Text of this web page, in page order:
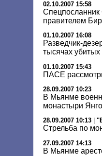
02.10.2007 15:58
правителем
01.10.2007 16:08
Разведчик-
тысячах
01.10.2007 15:43
ПАСЕ
28.09.2007 10:23
В Мьянме
монастыри
28.09.2007 10:13
Стрельба по
27.09.2007 14:13
В Мьянме